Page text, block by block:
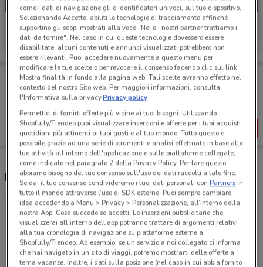
Notino
Scade oggi
Porta DoveConviene sempre con te!
Puoi trovare le migliori offerte dei negozi vicino a te,
salvarle e creare la tua lista del risparmio, comodamente
SCARICA L’APP
Negozi Notino nelle vicinanze
come i dati di navigazione gli o identificatori univoci, sul tuo dispositivo.
Selezionando Accetto, abiliti le tecnologie di tracciamento affinché
supportino gli scopi mostrati alla voce "Noi e i nostri partner trattiamo i
dati da fornire". Nel caso in cui queste tecnologie dovessero essere
disabilitate, alcuni contenuti e annunci visualizzati potrebbero non
essere rilevanti. Puoi accedere nuovamente a questo menu per
modificare le tue scelte o per revocare il consenso facendo clic sul link
Mostra finalità in fondo alla pagina web. Tali scelte avranno effetto nel
contesto del nostro Sito web. Per maggiori informazioni, consulta
l'Informativa sulla privacy.Privacy policy
Permettici di fornirti offerte più vicine ai tuoi bisogni: Utilizzando
Shopfully/Tiendeo puoi visualizzare inserzioni e offerte per i tuoi acquisti
quotidiani più attinenti ai tuoi gusti e al tuo mondo. Tutto questo è
possibile grazie ad una serie di strumenti e analisi effettuate in base alle
tue attività all'interno dell'applicazione e sulle piattaforme collegate,
come indicato nel paragrafo 2 della Privacy Policy. Per fare questo,
abbiamo bisogno del tuo consenso sull'uso dei dati raccolti a tale fine.
Se dai il tuo consenso condivideremo i tuoi dati personali conPartnersin
tutto il mondo attraverso l’uso di SDK esterne. Puoi sempre cambiare
idea accedendo a Menu > Privacy > Personalizzazione, all’interno della
nostra App. Cosa succede se accetti: Le inserzioni pubblicitarie che
visualizzerai all'interno dell’app potranno trattare di argomenti relativi
alla tua cronologia di navigazione su piattaforme esterne a
Shopfully/Tiendeo. Ad esempio, se un servizio a noi collegato ci informa
che hai navigato in un sito di viaggi, potremo mostrarti delle offerte a
tema vacanze. Inoltre, i dati sulla posizione (nel caso in cui abbia fornito